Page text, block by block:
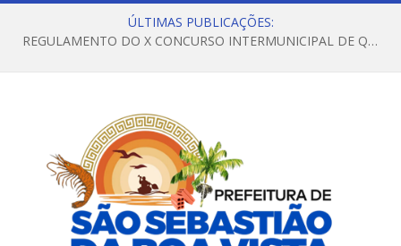
ÚLTIMAS PUBLICAÇÕES:
REGULAMENTO DO X CONCURSO INTERMUNICIPAL DE QUADRILHAS JUNINAS – 2026 – ARRAIÁ DA VENEZA